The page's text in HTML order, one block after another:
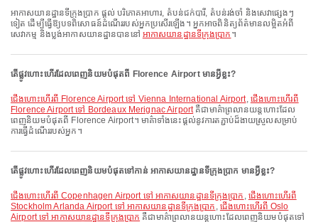
អាកាសយានដ្ឋានទីក្រុងប្រាក ផ្តល់ បរិភោគអាហារ, តំបន់ជក់បារី, តំបន់រង់ចាំ និងសេវាផ្សេងៗ
ទៀត ដើម្បីធ្វើឱ្យបទពិសោធន៍ដំណើររបស់អ្នកប្រសើរឡើង។ អ្នកអាចពិនិត្យព័ត៌មានលម្អិតអំពី
សេវាកម្ម និងប្លង់អាកាសយានដ្ឋានបាននៅ អាកាសយានដ្ឋានទីក្រុងប្រាក ។
តើផ្លូវហោះហើរដែលពេញនិយមបំផុតពី Florence Airport មានអ្វីខ្លះ?
ជើងហោះហើរពី Florence Airport ទៅ Vienna International Airport, ជើងហោះហើរពី
Florence Airport ទៅ Bordeaux Merignac Airportគឺជាមាគ៌ាព្រលានយន្តហោះដែល
ពេញនិយមបំផុតពី Florence Airport។ មាគ៌ាទាំងនេះផ្តល់នូវការតភ្ជាប់ដ៏ងាយស្រួលសម្រាប់
ការធ្វើដំណើររបស់អ្នក។
តើផ្លូវហោះហើរដែលពេញនិយមបំផុតទៅកាន់ អាកាសយានដ្ឋានទីក្រុងប្រាក មានអ្វីខ្លះ?
ជើងហោះហើរពី Copenhagen Airport ទៅ អាកាសយានដ្ឋានទីក្រុងប្រាក , ជើងហោះហើរពី
Stockholm Arlanda Airport ទៅ អាកាសយានដ្ឋានទីក្រុងប្រាក , ជើងហោះហើរពី Oslo
Airport ទៅ អាកាសយានដ្ឋានទីក្រុងប្រាក គឺជាមាគ៌ាព្រលានយន្តហោះដែលពេញនិយមបំផុតទៅ